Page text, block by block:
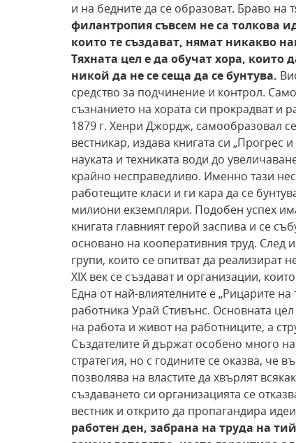
и на бедните да се образоват. Браво на
филантропия съвсем не са толкова
коитоте създават, нямат никакво
Тяхната цел еда обучат хора, които
никой да не се сеща да се бунтува.
средство за подчинение и контрол.
съзнанието на хората си прокрадват и
1879 г. Хенри Джордж, самообразовал
вестникар, издава книгата си „Прогрес
науката и техниката води до
крайно несправедливо. Именно тази
работещите класи и ги кара да се
милиони екземпляри. Подобен успех
книгата главният герой заспива и се
основано на кооперативния труд. След
групи, които се опитват да реализират
XIX век се създават и организации,
Една от най-влиятелните е „Рицарите
работника Урай Стивънс. Основната
на работа и живот на работниците, а
Създателите й държат особено много
стратегия, но с годините се оказва, че
позволява на властите да хвърлят
създаването си организацията се
вестник и открито да пропагандира
работен ден, забрана на труда на